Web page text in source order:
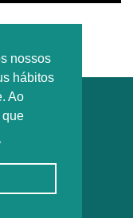
nossos
hábitos
Ao
que